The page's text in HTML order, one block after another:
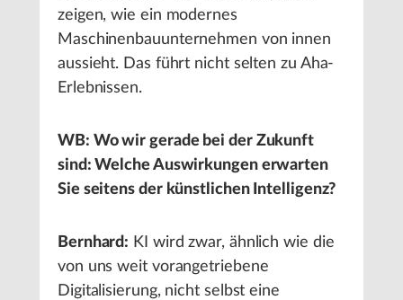
zeigen, wie ein modernes
Maschinenbauunternehmen von innen
aussieht. Das führt nicht selten zu Aha-
Erlebnissen.
WB: Wo wir gerade bei der Zukunft
sind: Welche Auswirkungen erwarten
Sie seitens der künstlichen Intelligenz?
Bernhard: KI wird zwar, ähnlich wie die
von uns weit vorangetriebene
Digitalisierung, nicht selbst eine